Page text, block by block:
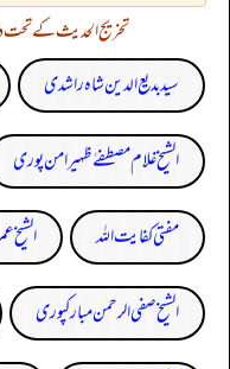
تخریج الحدیث کے
سید بدیع الدین شاہ راشدی
الشیخ غلام مصطفےٰ ظہیر امن پوری
مفتی کفایت اللہ الشیخ
الشیخ صفی الرحمن مبارکپوری